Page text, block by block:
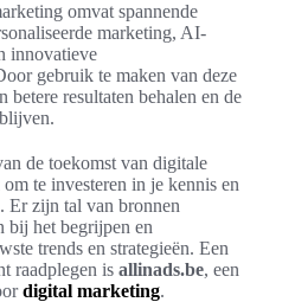
omvat spannende
marketing, AI-
innovatieve
gebruik te maken van deze
resultaten behalen en de
de toekomst van digitale
te investeren in je kennis en
Er zijn tal van bronnen
bij het begrijpen en
trends en strategieën. Een
raadplegen is allinads.be, een
digital marketing.